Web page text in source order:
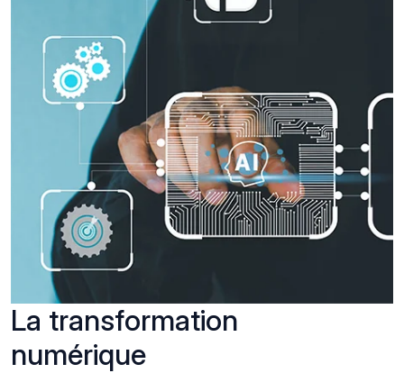
La transformation
numérique